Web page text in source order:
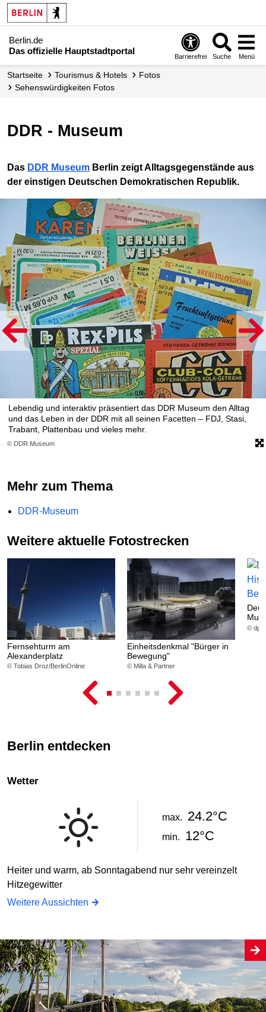
Berlin.de
Das offizielle Hauptstadtportal
Barrierefrei Suche Menü
Startseite Tourismus & Hotels
Fotos
Sehenswürdigkeiten Fotos
DDR - Museum
Das DDR Museum Berlin zeigt Alltagsgegenstände aus
der einstigen Deutschen Demokratischen Republik.
© DDR Museum
Lebendig und interaktiv präsentiert das DDR Museum den Alltag
und das Leben in der DDR mit all seinen Facetten – FDJ, Stasi,
Trabant, Plattenbau und vieles mehr.
Mehr zum Thema
DDR-Museum
Weitere aktuelle Fotostrecken
Fernsehturm am
Alexanderplatz
© Tobias Droz/BerlinOnline
Einheitsdenkmal "Bürger in
Bewegung"
© Milla & Partner
© dpa
Berlin entdecken
Wetter
max. 24.2°C
min. 12°C
Heiter und warm, ab Sonntagabend nur sehr vereinzelt
Hitzegewitter
Weitere Aussichten